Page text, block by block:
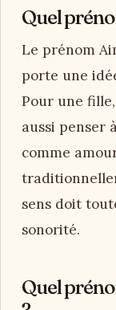
Quel
Le prénom
porte une
Pour une
aussi penser
comme
sens doit
sonorité.
Quel